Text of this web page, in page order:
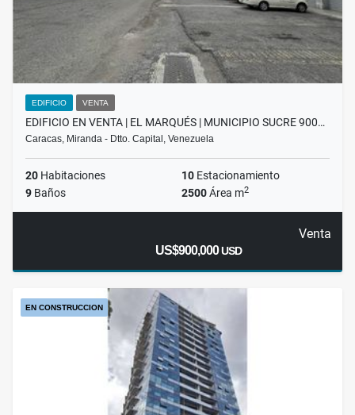
EDIFICIO VENTA
EDIFICIO EN VENTA | EL MARQUÉS | MUNICIPIO SUCRE 900…
Caracas, Miranda - Dtto. Capital, Venezuela
20 Habitaciones 10 Estacionamiento
9 Baños 2500Área m2
Venta
US$900,000USD
EN CONSTRUCCION